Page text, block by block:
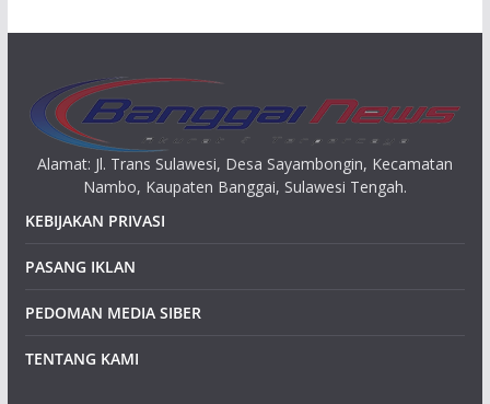
Alamat: Jl. Trans Sulawesi, Desa Sayambongin, Kecamatan
Nambo, Kaupaten Banggai, Sulawesi Tengah.
KEBIJAKAN PRIVASI
PASANG IKLAN
PEDOMAN MEDIA SIBER
TENTANG KAMI